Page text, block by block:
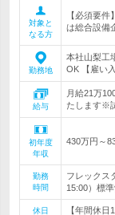
対象と
なる方
【必須要
は総合設備
勤務地
本社山梨工
OK 【雇い
給与
月給21万
たします※
初年度
年収
430万円～
勤務
時間
フレックス
15:00）標
休日
【年間休